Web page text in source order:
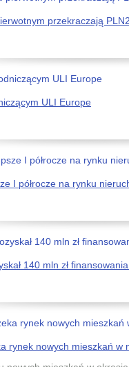
przekraczają
ULI Europe
I półrocze na rynku
140 mln zł
rynek nowych mieszkań w